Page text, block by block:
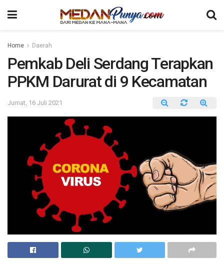
Home Daerah
Pemkab Deli Serdang Terapkan
PPKM Darurat di 9 Kecamatan
Jumat, 16 Juli 2021